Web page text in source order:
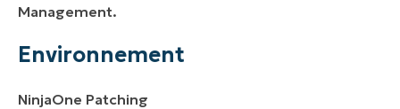
Management.
Environnement
NinjaOne Patching